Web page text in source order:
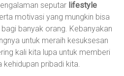
seputar lifestyle
motivasi yang mungkin bisa
banyak orang. Kebanyakan
untuk meraih kesuksesan
kali kita lupa untuk memberi
pribadi kita.